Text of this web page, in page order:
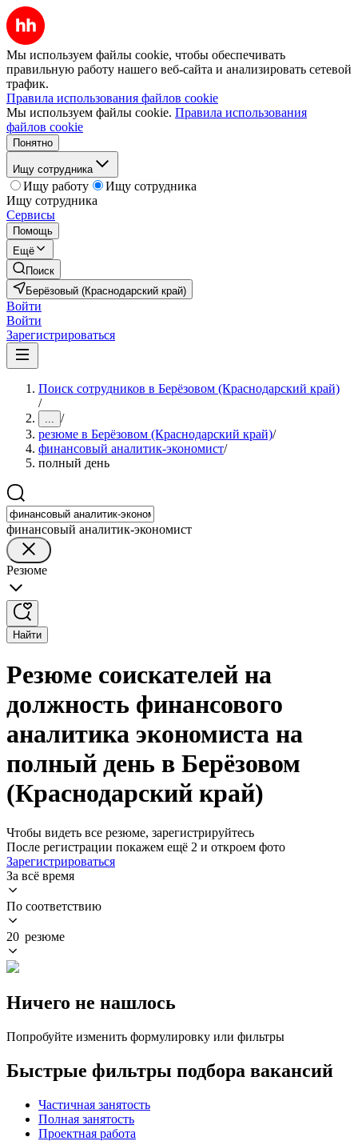
Мы используем файлы cookie, чтобы обеспечивать
правильную работу нашего веб-сайта и анализировать сетевой
трафик.
Правила использования файлов cookie
Мы используем файлы cookie. Правила использования
файлов cookie
Понятно
Ищу сотрудника
Ищу работу
Ищу сотрудника
Ищу сотрудника
Сервисы
Помощь
Ещё
Поиск
Берёзовый (Краснодарский край)
Войти
Войти
Зарегистрироваться
Поиск сотрудников в Берёзовом (Краснодарский край)
/
... /
резюме в Берёзовом (Краснодарский край)/
финансовый аналитик-экономист/
полный день
финансовый аналитик-экономист
Резюме
Найти
Резюме соискателей на
должность финансового
аналитика экономиста на
полный день в Берёзовом
(Краснодарский край)
Чтобы видеть все резюме, зарегистрируйтесь
После регистрации покажем ещё 2 и откроем фото
Зарегистрироваться
За всё время
По соответствию
20 резюме
Ничего не нашлось
Попробуйте изменить формулировку или фильтры
Быстрые фильтры подбора вакансий
Частичная занятость
Полная занятость
Проектная работа